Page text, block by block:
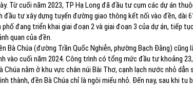
Từ cuối năm 2023, TP Hạ Long đã đầu tư cụm các dự án
đầu tư xây dựng tuyến đường giao thông kết nối vào đền, dài
phố đang triển khai giai đoạn 2 và giai đoạn 3 của dự án, tiếp
quan của đền.
Bà Chúa (đường Trần Quốc Nghiễn, phường Bạch Đằng)
vào cuối năm 2024. Công trình có tổng mức đầu tư khoảng
Chúa nằm ở khu vực chân núi Bài Thơ, cạnh lạch nước nhỏ
thành, đền Bà Chúa chỉ là ngôi miếu nhỏ. Đến nay, sau khi